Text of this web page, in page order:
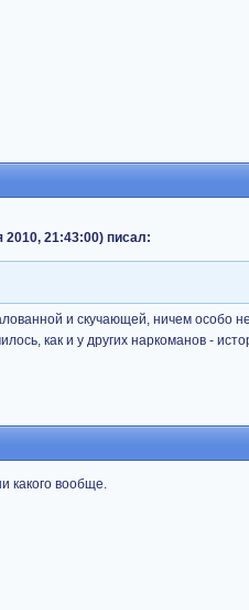
2010, 21:43:00) писал:
и скучающей, ничем особо
как и у других наркоманов -
какого вообще.